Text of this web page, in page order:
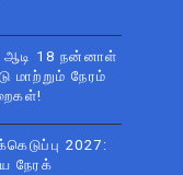
ஆடி 18 நன்னாள்
மாற்றும் நேரம்
2027:
நேரக்